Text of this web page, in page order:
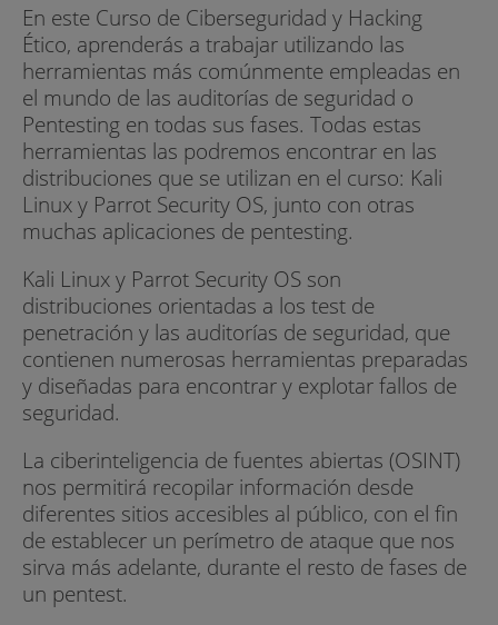
En este Curso de Ciberseguridad y Hacking
Ético, aprenderás a trabajar utilizando las
herramientas más comúnmente empleadas en
el mundo de las auditorías de seguridad o
Pentesting en todas sus fases. Todas estas
herramientas las podremos encontrar en las
distribuciones que se utilizan en el curso: Kali
Linux y Parrot Security OS, junto con otras
muchas aplicaciones de pentesting.
Kali Linux y Parrot Security OS son
distribuciones orientadas a los test de
penetración y las auditorías de seguridad, que
contienen numerosas herramientas preparadas
y diseñadas para encontrar y explotar fallos de
seguridad.
La ciberinteligencia de fuentes abiertas (OSINT)
nos permitirá recopilar información desde
diferentes sitios accesibles al público, con el fin
de establecer un perímetro de ataque que nos
sirva más adelante, durante el resto de fases de
un pentest.